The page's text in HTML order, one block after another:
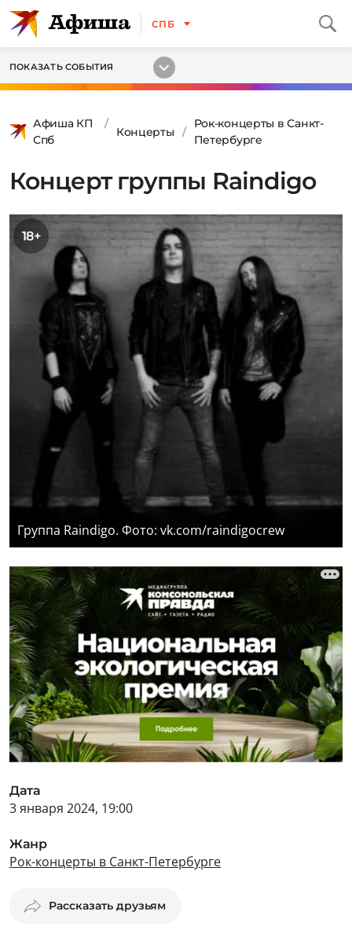
СПБ
ПОКАЗАТЬ СОБЫТИЯ
Афиша КП
Спб
Концерты
Рок-концерты в Санкт-
Петербурге
Концерт группы Raindigo
18+
Группа Raindigo. Фото: vk.com/raindigocrew
Дата
3 января 2024, 19:00
Жанр
Рок-концерты в Санкт-Петербурге
Рассказать друзьям